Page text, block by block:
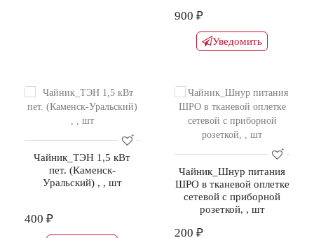
900 ₽
Уведомить
Чайник_ТЭН 1,5 кВт
пет. (Каменск-
Уральский) , , шт
400 ₽
Чайник_Шнур питания
ШРО в тканевой оплетке
сетевой с приборной
розеткой, , шт
200 ₽